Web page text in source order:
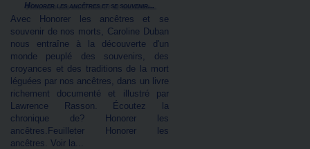
Honorer les ancêtres et se souvenir...
Avec Honorer les ancêtres et se
souvenir de nos morts, Caroline Duban
nous entraîne à la découverte d'un
monde peuplé des souvenirs, des
croyances et des traditions de la mort
léguées par nos ancêtres, dans un livre
richement documenté et illustré par
Lawrence Rasson. Écoutez la
chronique de? Honorer les
ancêtres.Feuilleter Honorer les
ancêtres. Voir la...